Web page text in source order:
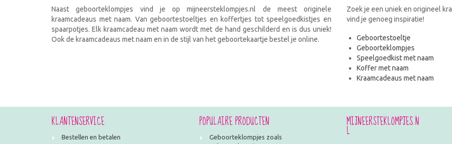
Naast geboorteklompjes vind je op mijneersteklompjes.nl de meest originele
kraamcadeaus met naam. Van geboortestoeltjes en koffertjes tot speelgoedkistjes en
spaarpotjes. Elk kraamcadeau met naam wordt met de hand geschilderd en is dus uniek!
Ook de kraamcadeaus met naam en in de stijl van het geboortekaartje bestel je online.
Zoek je een uniek en origineel
vind je genoeg inspiratie!
Geboortestoeltje
Geboorteklompjes
Speelgoedkist met naam
Koffer met naam
Kraamcadeaus met naam
KLANTENSERVICE
Bestellen en betalen
POPULAIRE PRODUCTEN
Geboorteklompjes zoals
MIJNEERSTEKLOMPJES.N
L